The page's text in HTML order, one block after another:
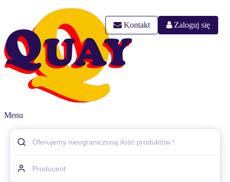
Kontakt Zaloguj się
Menu